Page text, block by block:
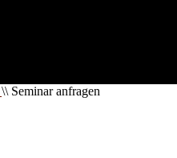
\\ Seminar anfragen